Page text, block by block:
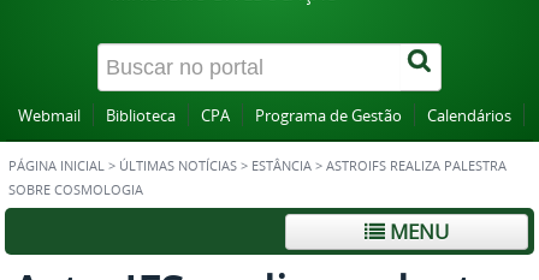
Webmail Biblioteca CPA Programa de Gestão Calendários
PÁGINA INICIAL > ÚLTIMAS NOTÍCIAS > ESTÂNCIA > ASTROIFS REALIZA PALESTRA
SOBRE COSMOLOGIA
MENU